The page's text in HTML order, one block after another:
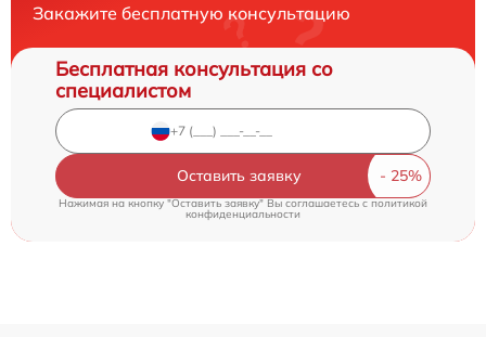
Закажите бесплатную консультацию
Бесплатная консультация со
специалистом
Оставить заявку
Нажимая на кнопку "Оставить заявку" Вы соглашаетесь cполитикой
конфиденциальности